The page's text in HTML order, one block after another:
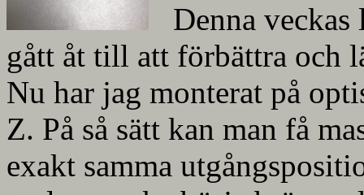
Denna
gått åt till att förbättra och
Nu har jag monterat på
Z. På så sätt kan man få
exakt samma